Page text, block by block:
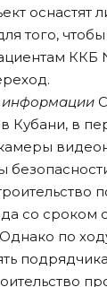
оснастят
того,
ККБ
информации
Кубани, в
со сроком
по